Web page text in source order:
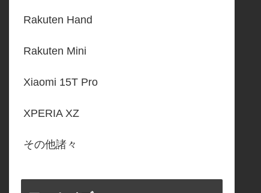
Rakuten Hand
Rakuten Mini
Xiaomi 15T Pro
XPERIA XZ
その他諸々